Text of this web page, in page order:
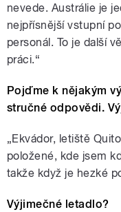
nevede. Austrálie je
nejpřísnější vstupní
personál. To je další
práci.“
Pojďme k nějakým
stručné odpovědi.
„Ekvádor, letiště
položené, kde jsem
takže když je hezké
Výjimečné letadlo?